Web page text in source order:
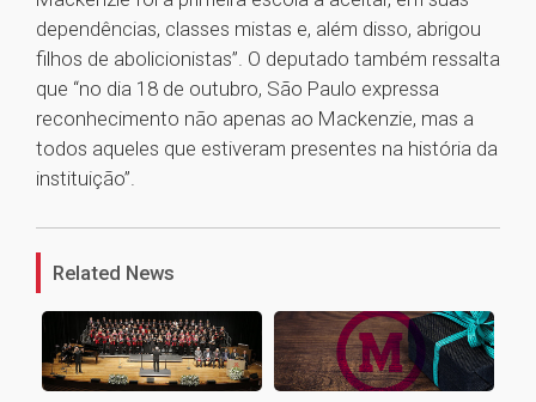
dependências, classes mistas e, além disso, abrigou
filhos de abolicionistas”. O deputado também ressalta
que “no dia 18 de outubro, São Paulo expressa
reconhecimento não apenas ao Mackenzie, mas a
todos aqueles que estiveram presentes na história da
instituição”.
Related News